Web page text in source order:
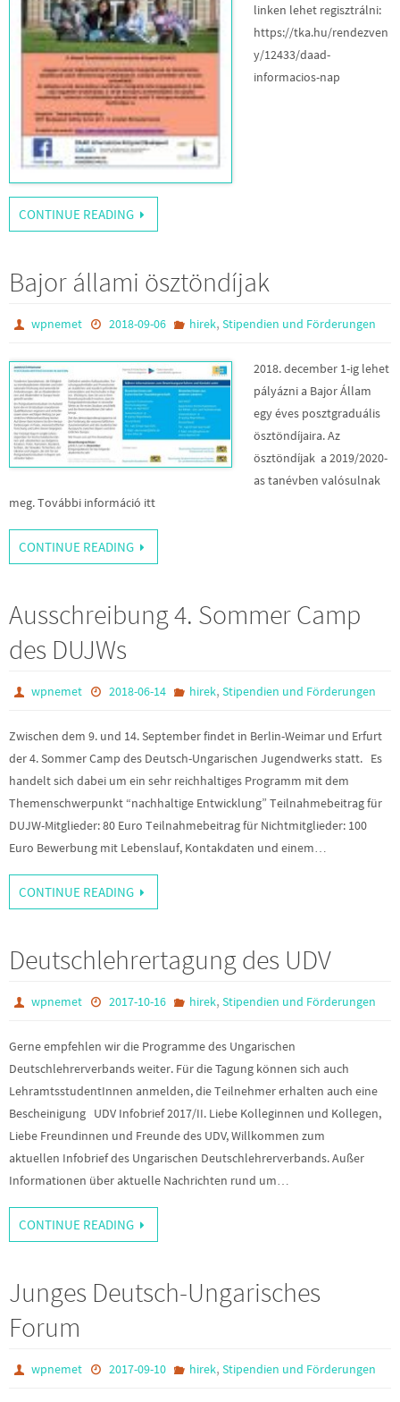
linken lehet regisztrálni:
https://tka.hu/rendezven
y/12433/daad-
informacios-nap
CONTINUE READING
Bajor állami ösztöndíjak
wpnemet 2018-09-06 hirek, Stipendien und Förderungen
2018. december 1-ig lehet
pályázni a Bajor Állam
egy éves posztgraduális
ösztöndíjaira. Az
ösztöndíjak a 2019/2020-
as tanévben valósulnak
meg. További információ itt
CONTINUE READING
Ausschreibung 4. Sommer Camp
des DUJWs
wpnemet 2018-06-14 hirek, Stipendien und Förderungen
Zwischen dem 9. und 14. September findet in Berlin-Weimar und Erfurt
der 4. Sommer Camp des Deutsch-Ungarischen Jugendwerks statt. Es
handelt sich dabei um ein sehr reichhaltiges Programm mit dem
Themenschwerpunkt “nachhaltige Entwicklung” Teilnahmebeitrag für
DUJW-Mitglieder: 80 Euro Teilnahmebeitrag für Nichtmitglieder: 100
Euro Bewerbung mit Lebenslauf, Kontakdaten und einem…
CONTINUE READING
Deutschlehrertagung des UDV
wpnemet 2017-10-16 hirek, Stipendien und Förderungen
Gerne empfehlen wir die Programme des Ungarischen
Deutschlehrerverbands weiter. Für die Tagung können sich auch
LehramtsstudentInnen anmelden, die Teilnehmer erhalten auch eine
Bescheinigung UDV Infobrief 2017/II. Liebe Kolleginnen und Kollegen,
Liebe Freundinnen und Freunde des UDV, Willkommen zum
aktuellen Infobrief des Ungarischen Deutschlehrerverbands. Außer
Informationen über aktuelle Nachrichten rund um…
CONTINUE READING
Junges Deutsch-Ungarisches
Forum
wpnemet 2017-09-10 hirek, Stipendien und Förderungen